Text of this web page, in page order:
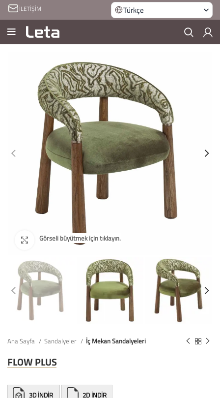
İLETİŞİM Türkçe
Ana Sayfa Sandalyeler İç Mekan Sandalyeleri
FLOW PLUS
3D İNDİR 2D İNDİR